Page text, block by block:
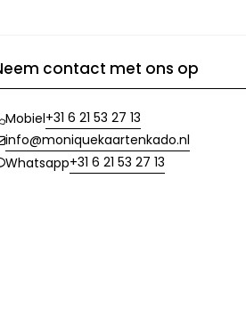
contact met ons op
Mobiel+31 6 21 53 27 13
info@moniquekaartenkado.nl
Whatsapp+31 6 21 53 27 13